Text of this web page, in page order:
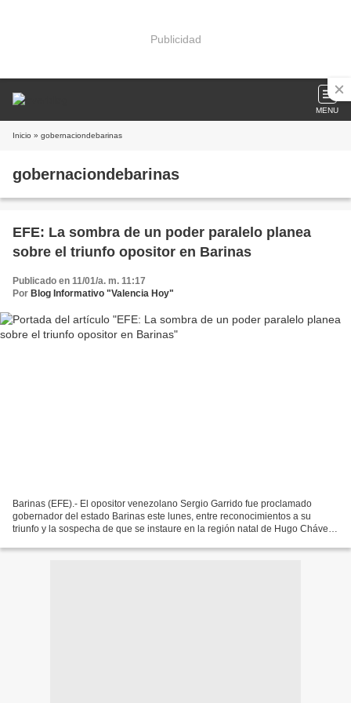
Publicidad
MENU
Inicio » gobernaciondebarinas
gobernaciondebarinas
EFE: La sombra de un poder paralelo planea
sobre el triunfo opositor en Barinas
Publicado en 11/01/a. m. 11:17
Por Blog Informativo "Valencia Hoy"
Barinas (EFE).- El opositor venezolano Sergio Garrido fue proclamado
gobernador del estado Barinas este lunes, entre reconocimientos a su
triunfo y la sospecha de que se instaure en la región natal de Hugo Chávez